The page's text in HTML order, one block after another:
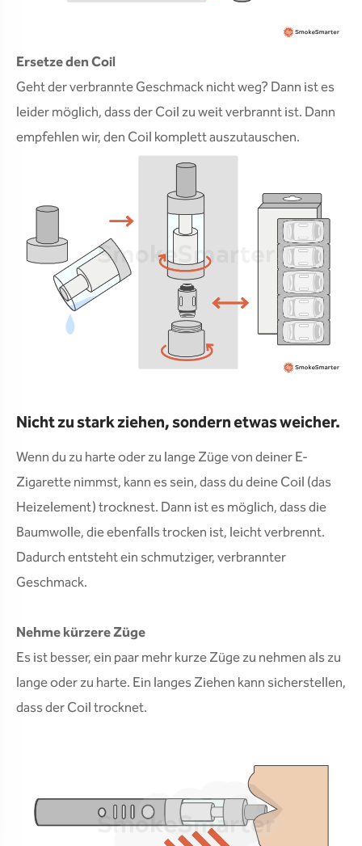
Ersetze den Coil
Geht der verbrannte Geschmack nicht weg? Dann ist es
leider möglich, dass der Coil zu weit verbrannt ist. Dann
empfehlen wir, den Coil komplett auszutauschen.
Nicht zu stark ziehen, sondern etwas weicher.
Wenn du zu harte oder zu lange Züge von deiner E-
Zigarette nimmst, kann es sein, dass du deine Coil (das
Heizelement) trocknest. Dann ist es möglich, dass die
Baumwolle, die ebenfalls trocken ist, leicht verbrennt.
Dadurch entsteht ein schmutziger, verbrannter
Geschmack.
Nehme kürzere Züge
Es ist besser, ein paar mehr kurze Züge zu nehmen als zu
lange oder zu harte. Ein langes Ziehen kann sicherstellen,
dass der Coil trocknet.